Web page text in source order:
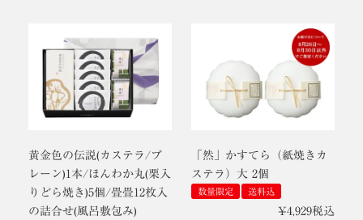
黄金色の伝説(カステラ/プ
レーン)1本/ほんわか丸(栗入
りどら焼き)5個/畳畳12枚入
の詰合せ(風呂敷包み)
「然」かすてら（紙焼きカ
ステラ）大 2個
数量限定 送料込
¥4,929税込